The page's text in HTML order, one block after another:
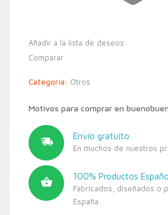
Añadir a la lista de deseos
Comparar
Categoría: Otros
Motivos para comprar en
Envío gratuíto
En muchos de nuestros
100% Productos
Fabricados, diseñados o
España